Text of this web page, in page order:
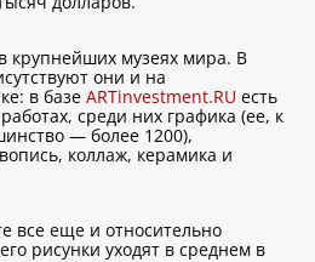
крупнейших музеях мира. В
они и на
в базе ARTinvestment.RU есть
среди них графика (ее, к
— более 1200),
коллаж, керамика и
все еще и относительно
рисунки уходят в среднем в